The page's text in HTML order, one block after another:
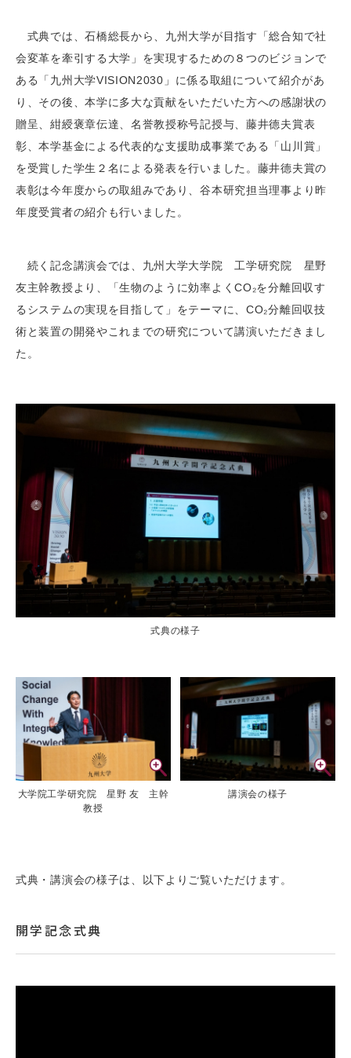
式典では、石橋総長から、九州大学が目指す「総合知で社
会変革を牽引する大学」を実現するための８つのビジョンで
ある「九州大学VISION2030」に係る取組について紹介があ
り、その後、本学に多大な貢献をいただいた方への感謝状の
贈呈、紺綬褒章伝達、名誉教授称号記授与、藤井德夫賞表
彰、本学基金による代表的な支援助成事業である「山川賞」
を受賞した学生２名による発表を行いました。藤井德夫賞の
表彰は今年度からの取組みであり、谷本研究担当理事より昨
年度受賞者の紹介も行いました。
続く記念講演会では、九州大学大学院 工学研究院 星野
友主幹教授より、「生物のように効率よくCO₂を分離回収す
るシステムの実現を目指して」をテーマに、CO₂分離回収技
術と装置の開発やこれまでの研究について講演いただきまし
た。
式典の様子
大学院工学研究院 星野 友 主幹
教授
講演会の様子
式典・講演会の様子は、以下よりご覧いただけます。
開学記念式典